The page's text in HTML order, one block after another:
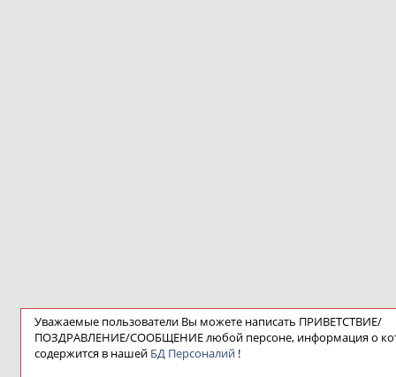
Уважаемые пользователи Вы можете написать ПРИВЕТСТВИЕ/
ПОЗДРАВЛЕНИЕ/СООБЩЕНИЕ любой персоне, информация о
содержится в нашей БД Персоналий !